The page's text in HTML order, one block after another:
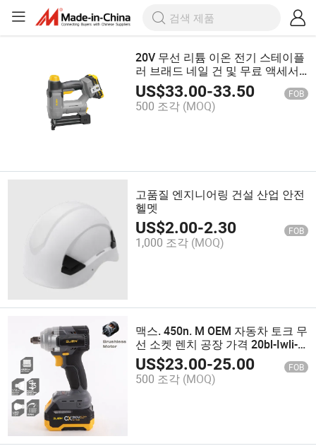
20V 무선 리튬 이온 전기 스테이플
러 브래드 네일 건 및 무료 액세서
리
US$33.00-33.50 FOB
500 조각 (MOQ)
고품질 엔지니어링 건설 산업 안전
헬멧
US$2.00-2.30 FOB
1,000 조각 (MOQ)
맥스. 450n. M OEM 자동차 토크 무
선 소켓 렌치 공장 가격 20bl-Iwli-
01
US$23.00-25.00 FOB
500 조각 (MOQ)